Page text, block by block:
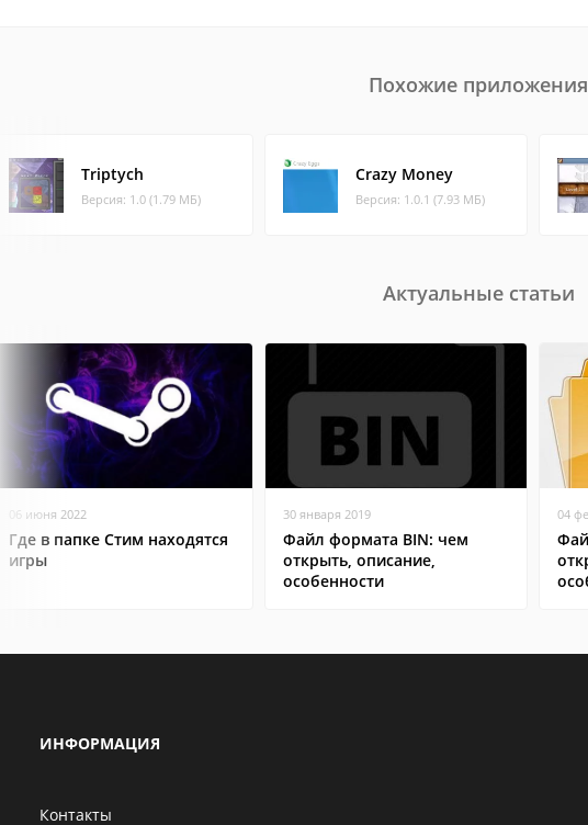
Похожие приложения
Triptych
Версия: 1.0 (1.79 МБ)
Crazy Money
Версия: 1.0.1 (7.93 МБ)
Актуальные статьи
06 июня 2022
Где в папке Стим находятся
игры
30 января 2019
Файл формата BIN: чем
открыть, описание,
особенности
04
ИНФОРМАЦИЯ
Контакты